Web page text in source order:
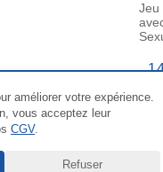
Jeu
Nos Rayons :
améliorer votre expérience.
vous acceptez leur
CGV.
Refuser